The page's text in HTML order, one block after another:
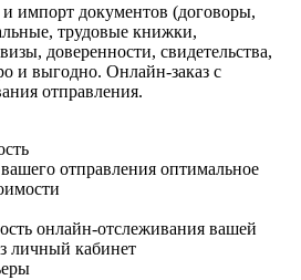
импорт документов (договоры,
трудовые книжки,
доверенности, свидетельства,
и выгодно. Онлайн-заказ с
отправления.
отправления оптимальное
онлайн-отслеживания вашей
личный кабинет